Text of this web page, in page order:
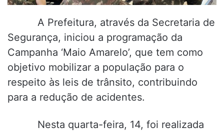
A Prefeitura, através da Secretaria de
Segurança, iniciou a programação da
Campanha ‘Maio Amarelo’, que tem como
objetivo mobilizar a população para o
respeito às leis de trânsito, contribuindo
para a redução de acidentes.
Nesta quarta-feira, 14, foi realizada